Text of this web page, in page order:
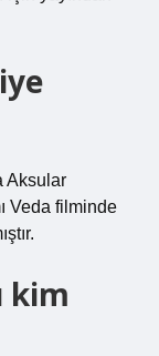
Aksular
Veda filminde
kim